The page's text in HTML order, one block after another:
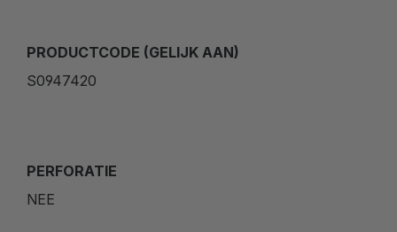
PRODUCTCODE (GELIJK AAN)
S0947420
PERFORATIE
NEE